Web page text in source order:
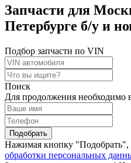
Запчасти для
Петербурге б/у и
Подбор запчасти по VIN
Поиск
Для продолжения необходимо
Подобрать
Нажимая кнопку "Подобрать",
обработки персональных